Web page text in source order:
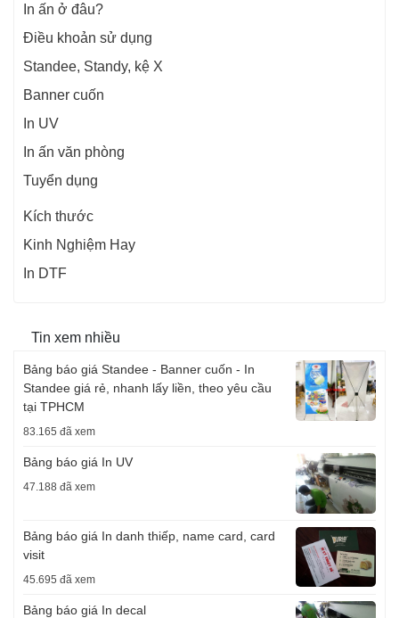
In ấn ở đâu?
Điều khoản sử dụng
Standee, Standy, kệ X
Banner cuốn
In UV
In ấn văn phòng
Tuyển dụng
Kích thước
Kinh Nghiệm Hay
In DTF
Tin xem nhiều
Bảng báo giá Standee - Banner cuốn - In
Standee giá rẻ, nhanh lấy liền, theo yêu cầu
tại TPHCM
83.165 đã xem
Bảng báo giá In UV
47.188 đã xem
Bảng báo giá In danh thiếp, name card, card
visit
45.695 đã xem
Bảng báo giá In decal